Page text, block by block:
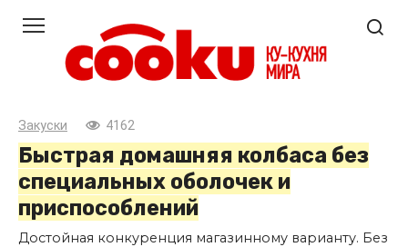
контенту
Закуски 4162
Быстрая домашняя колбаса без
специальных оболочек и
приспособлений
Достойная конкуренция магазинному варианту. Без